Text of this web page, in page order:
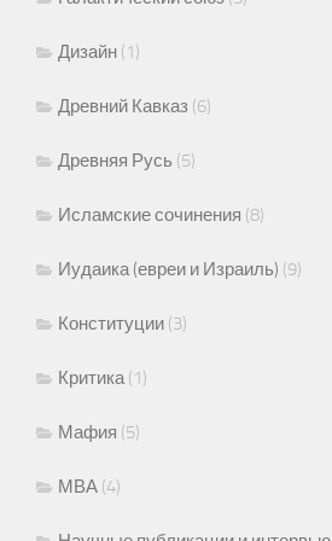
Дизайн (1)
Древний Кавказ (6)
Древняя Русь (5)
Исламские сочинения (8)
Иудаика (евреи и Израиль) (9)
Конституции (3)
Критика(1)
Мафия (5)
МВА (4)